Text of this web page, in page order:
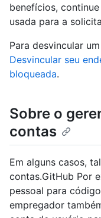
benefícios,
usada para a
Para desvincular
Desvincular seu
bloqueada.
Sobre o
contas
Em alguns casos,
contas.GitHub Por
pessoal para
empregador